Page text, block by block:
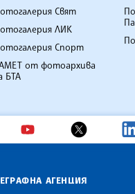
Свят
ЛИК
Спорт
от фотоархива
БТА
АГЕНЦИЯ